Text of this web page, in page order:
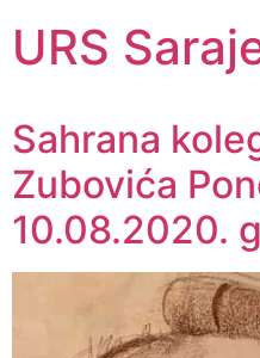
URS
Sahrana
Zubovića
10.08.2020.